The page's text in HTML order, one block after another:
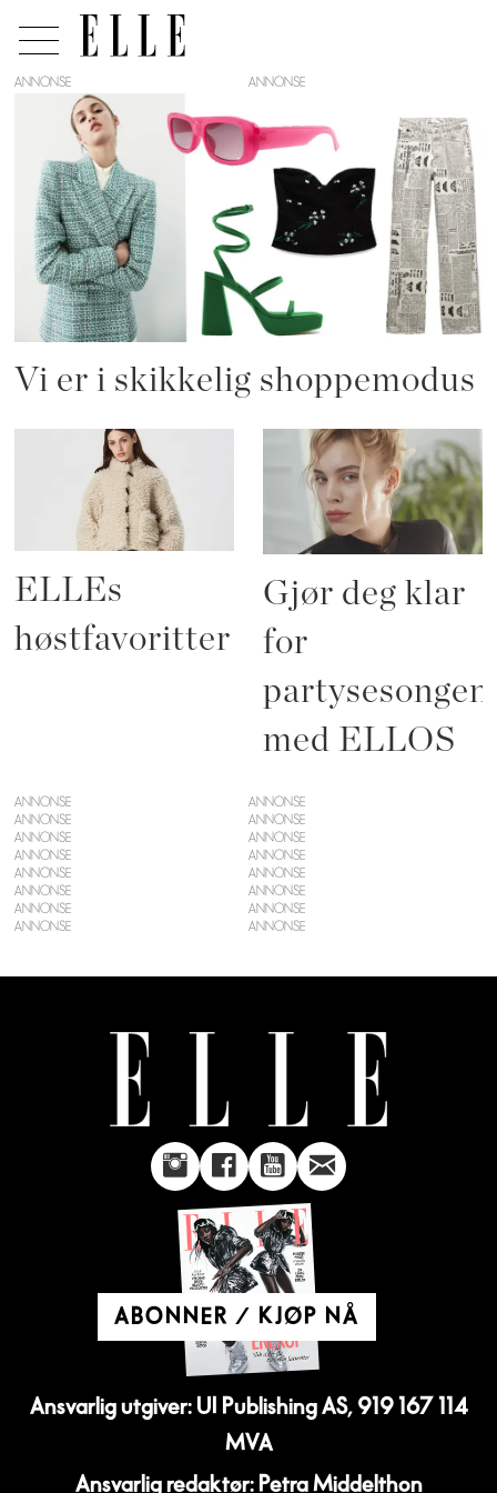
Tag:
elle
favoritter
ANNONSE
Vi er i skikkelig shoppemodus
ELLEs
høstfavoritter
Gjør deg klar
for
partysesongen
med ELLOS
ANNONSE
ANNONSE
ANNONSE
ANNONSE
ANNONSE
ANNONSE
ANNONSE
ANNONSE
ABONNER / KJØP NÅ
Ansvarlig utgiver: UI Publishing AS, 919 167 114
MVA
Ansvarlig redaktør: Petra Middelthon